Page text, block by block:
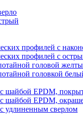
профилей с
профилей с
головой
головкой
шайбой EPDM,
шайбой EPDM,
удлиненным сверлом